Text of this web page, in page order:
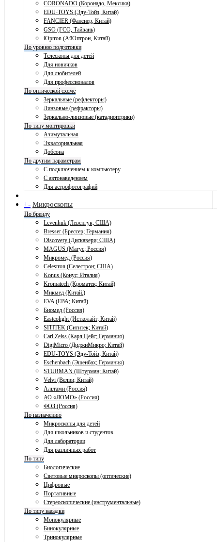
CORONADO (Коронадо, Мексика)
EDU-TOYS (Эду-Тойз, Китай)
FANCIER (Фансиер, Китай)
GSO (ГСО, Тайвань)
iOptron (АйОптрон, Китай)
По уровню подготовки
Телескопы для детей
Для новичков
Для любителей
Для профессионалов
По оптической схеме
Зеркальные (рефлекторы)
Линзовые (рефракторы)
Зеркально-линзовые (катадиоптрики)
По типу монтировки
Азимутальная
Экваториальная
Добсона
По другим параметрам
С подключением к компьютеру
С автонаведением
Для астрофотографий
+- Микроскопы
По бренду
Levenhuk (Левенгук; США)
Bresser (Брессер; Германия)
Discovery (Дискавери; США)
MAGUS (Магус; Россия)
Микромед (Россия)
Celestron (Селестрон; США)
Konus (Конус; Италия)
Kromatech (Кроматек; Китай)
Микмед (Китай.)
EVA (ЕВА; Китай)
Биомед (Россия)
Eastcolight (Истколайт; Китай)
SITITEK (Сититек; Китай)
Carl Zeiss (Карл Цейс; Германия)
DigiMicro (ДиджиМикро; Китай)
EDU-TOYS (Эду-Тойз; Китай)
Eschenbach (Эшенбах; Германия)
STURMAN (Штурман; Китай)
Velvi (Велви; Китай)
Альтами (Россия)
АО «ЛОМО» (Россия)
ФОЗ (Россия)
По назначению
Микроскопы для детей
Для школьников и студентов
Для лаборатории
Для различных работ
По типу
Биологические
Световые микроскопы (оптические)
Цифровые
Портативные
Стереоскопические (инструментальные)
По типу насадки
Монокулярные
Бинокулярные
Тринокулярные